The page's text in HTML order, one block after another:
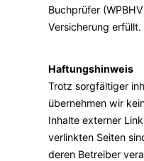
Buchprüfer
Versicherung erfüllt.
Haftungshinweis
Trotz sorgfältiger
übernehmen wir
Inhalte externer
verlinkten Seiten
deren Betreiber